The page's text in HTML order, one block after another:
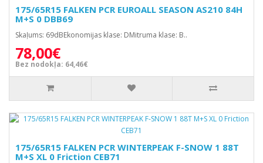
175/65R15 FALKEN PCR EUROALL SEASON AS210 84H
M+S 0 DBB69
Skaļums: 69dBEkonomijas klase: DMitruma klase: B..
78,00€
Bez nodokļa: 64,46€
175/65R15 FALKEN PCR WINTERPEAK F-SNOW 1 88T
M+S XL 0 Friction CEB71